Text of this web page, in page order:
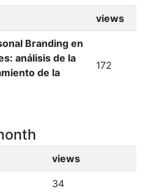
views
Branding en
análisis de la
de la
172
views
34